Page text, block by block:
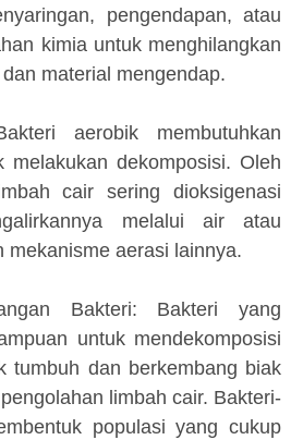
pengendapan, atau
kimia untuk menghilangkan
material mengendap.
aerobik membutuhkan
melakukan dekomposisi. Oleh
cair sering dioksigenasi
melalui air atau
mekanisme aerasi lainnya.
Bakteri: Bakteri yang
untuk mendekomposisi
tumbuh dan berkembang biak
limbah cair. Bakteri-
populasi yang cukup